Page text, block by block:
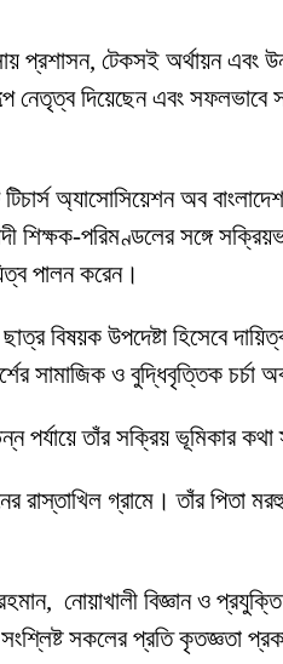
প্রশাসন, টেকসই অর্থায়ন এবং
নেতৃত্ব দিয়েছেন এবং সফলভাবে
অ্যাসোসিয়েশন অব
শিক্ষক-পরিমণ্ডলের সঙ্গে
পালন করেন।
বিষয়ক উপদেষ্টা হিসেবে
সামাজিক ও বুদ্ধিবৃত্তিক চর্চা
তাঁর সক্রিয় ভূমিকার
গ্রামে। তাঁর পিতা
নোয়াখালী বিজ্ঞান ও
সংশ্লিষ্ট সকলের প্রতি কৃতজ্ঞতা